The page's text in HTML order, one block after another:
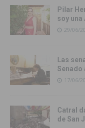
Pilar
soy una
29/06/
Las
Senado
17/06/
Catral
de San